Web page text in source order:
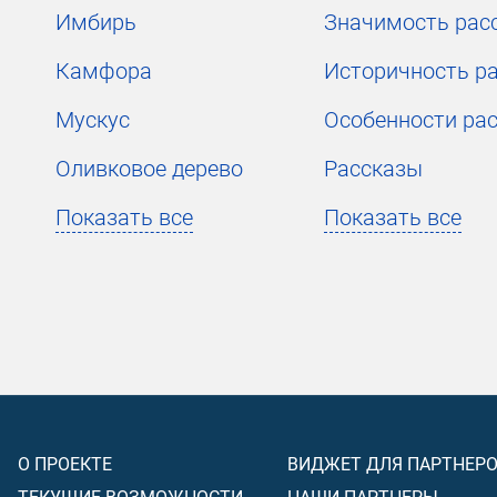
Имбирь
Камфора
Мускус
Оливковое дерево
Показать все
Значимость
Особенности
Рассказы
Показать все
О ПРОЕКТЕ
ВИДЖЕТ ДЛЯ